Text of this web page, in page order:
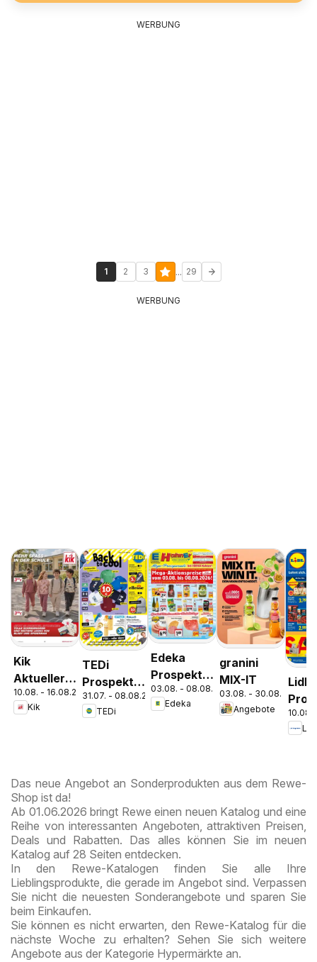
WERBUNG
1 2 3 ... 29
WERBUNG
Kik
Aktueller
Prospekt
10.08. - 16.08.2026
Kik
TEDi
Prospekt
Bremen
31.07. - 08.08.2026
TEDi
Edeka
Prospekt
Parchim
03.08. - 08.08.2026
Edeka
granini
MIX-IT
03.08. - 30.08.2026
Angebote
Lidl
10.08.
Lidl
Das neue Angebot an Sonderprodukten aus dem Rewe-
Shop ist da!
Ab 01.06.2026 bringt Rewe einen neuen Katalog und eine
Reihe von interessanten Angeboten, attraktiven Preisen,
Deals und Rabatten. Das alles können Sie im neuen
Katalog auf 28 Seiten entdecken.
In den Rewe-Katalogen finden Sie alle Ihre
Lieblingsprodukte, die gerade im Angebot sind. Verpassen
Sie nicht die neuesten Sonderangebote und sparen Sie
beim Einkaufen.
Sie können es nicht erwarten, den Rewe-Katalog für die
nächste Woche zu erhalten? Sehen Sie sich weitere
Angebote aus der Kategorie Hypermärkte an.